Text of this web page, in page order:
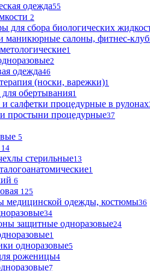
одежда55
2
для сбора биологических
маникюрные салоны, фитнес-
1
2
одежда46
(носки, варежки)1
обертывания1
салфетки процедурные в рулонах
простыни процедурные37
5
14
стерильные13
1
6
125
медицинской одежды, костюмы36
34
защитные одноразовые24
1
одноразовые5
роженицы4
7